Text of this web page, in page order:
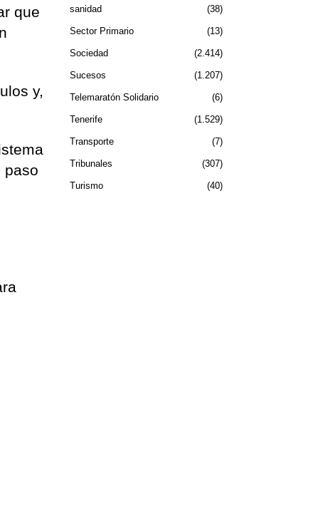
que
y,
paso
sanidad 38
Sector Primario 13
Sociedad 2.414
Sucesos 1.207
Telemaratón Solidario 6
Tenerife 1.529
Transporte 7
Tribunales 307
Turismo 40